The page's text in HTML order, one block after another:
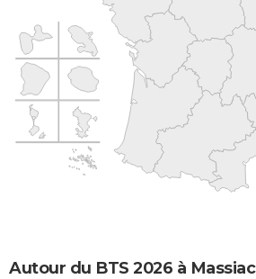
Autour du BTS 2026 à Massiac